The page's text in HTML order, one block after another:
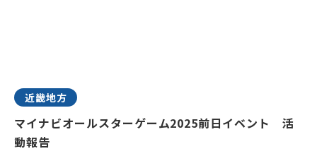
近畿地方
マイナビオールスターゲーム2025前日イベント 活
動報告